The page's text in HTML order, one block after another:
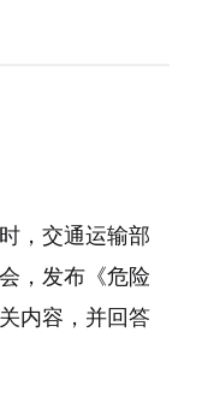
，交通运输部
，发布《危险
内容，并回答